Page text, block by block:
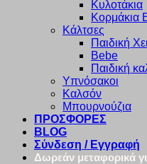
Κυλοτάκια
Κορμάκια
Κάλτσες
Παιδική
Bebe
Παιδική
Υπνόσακοι
Καλσόν
Μπουρνούζια
ΠΡΟΣΦΟΡΕΣ
BLOG
Σύνδεση / Εγγραφή
Δωρεάν μεταφορικά